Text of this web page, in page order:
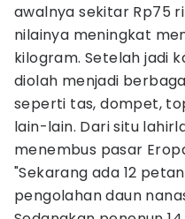
awalnya sekitar Rp75
nilainya meningkat
kilogram. Setelah jadi
diolah menjadi
seperti tas, dompet,
lain-lain. Dari situ
menembus pasar
"Sekarang ada 12
pengolahan daun